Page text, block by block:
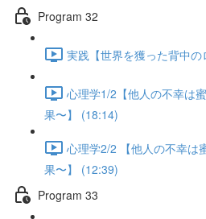
Program 32
実践【世界を獲った背中
心理学1/2【他人の不幸は
果〜】 (18:14)
心理学2/2 【他人の不幸は
果〜】 (12:39)
Program 33